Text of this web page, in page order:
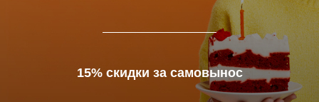
15% скидки за самовынос